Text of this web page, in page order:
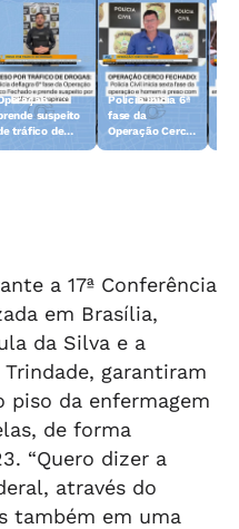
suspeito
tráfico de
Polícia inicia 6ª
fase da
Operação Cerco
a 17ª Conferência
em Brasília,
da Silva e a
garantiram
piso da enfermagem
de forma
“Quero dizer a
através do
também em uma